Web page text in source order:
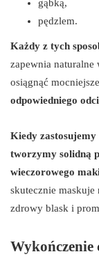
gąbką,
pędzlem.
Każdy z tych
zapewnia naturalne
osiągnąć
odpowiedniego
Kiedy
tworzymy solidną
wieczorowego
skutecznie maskuje
zdrowy blask i
Wykończenie